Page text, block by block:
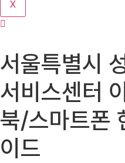
X
서울특별시
서비스센터
북/스마트폰
이드